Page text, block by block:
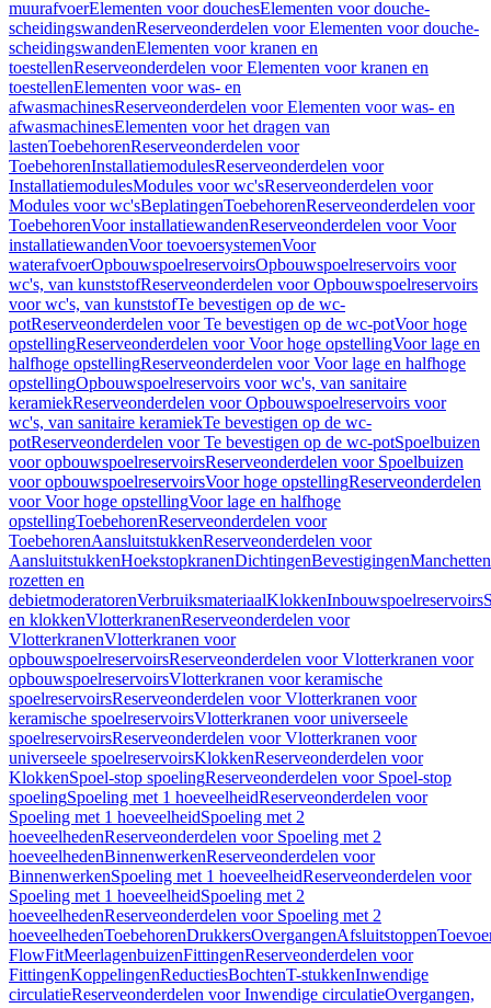
muurafvoerElementen voor douchesElementen voor douche-
scheidingswandenReserveonderdelen voor Elementen voor douche-
scheidingswandenElementen voor kranen en
toestellenReserveonderdelen voor Elementen voor kranen en
toestellenElementen voor was- en
afwasmachinesReserveonderdelen voor Elementen voor was- en
afwasmachinesElementen voor het dragen van
lastenToebehorenReserveonderdelen voor
ToebehorenInstallatiemodulesReserveonderdelen voor
InstallatiemodulesModules voor wc'sReserveonderdelen voor
Modules voor wc'sBeplatingenToebehorenReserveonderdelen voor
ToebehorenVoor installatiewandenReserveonderdelen voor Voor
installatiewandenVoor toevoersystemenVoor
waterafvoerOpbouwspoelreservoirsOpbouwspoelreservoirs voor
wc's, van kunststofReserveonderdelen voor Opbouwspoelreservoirs
voor wc's, van kunststofTe bevestigen op de wc-
potReserveonderdelen voor Te bevestigen op de wc-potVoor hoge
opstellingReserveonderdelen voor Voor hoge opstellingVoor lage en
halfhoge opstellingReserveonderdelen voor Voor lage en halfhoge
opstellingOpbouwspoelreservoirs voor wc's, van sanitaire
keramiekReserveonderdelen voor Opbouwspoelreservoirs voor
wc's, van sanitaire keramiekTe bevestigen op de wc-
potReserveonderdelen voor Te bevestigen op de wc-potSpoelbuizen
voor opbouwspoelreservoirsReserveonderdelen voor Spoelbuizen
voor opbouwspoelreservoirsVoor hoge opstellingReserveonderdelen
voor Voor hoge opstellingVoor lage en halfhoge
opstellingToebehorenReserveonderdelen voor
ToebehorenAansluitstukkenReserveonderdelen voor
AansluitstukkenHoekstopkranenDichtingenBevestigingenManchetten
rozetten en
debietmoderatorenVerbruiksmateriaalKlokkenInbouwspoelreservoirs
en klokkenVlotterkranenReserveonderdelen voor
VlotterkranenVlotterkranen voor
opbouwspoelreservoirsReserveonderdelen voor Vlotterkranen voor
opbouwspoelreservoirsVlotterkranen voor keramische
spoelreservoirsReserveonderdelen voor Vlotterkranen voor
keramische spoelreservoirsVlotterkranen voor universeele
spoelreservoirsReserveonderdelen voor Vlotterkranen voor
universeele spoelreservoirsKlokkenReserveonderdelen voor
KlokkenSpoel-stop spoelingReserveonderdelen voor Spoel-stop
spoelingSpoeling met 1 hoeveelheidReserveonderdelen voor
Spoeling met 1 hoeveelheidSpoeling met 2
hoeveelhedenReserveonderdelen voor Spoeling met 2
hoeveelhedenBinnenwerkenReserveonderdelen voor
BinnenwerkenSpoeling met 1 hoeveelheidReserveonderdelen voor
Spoeling met 1 hoeveelheidSpoeling met 2
hoeveelhedenReserveonderdelen voor Spoeling met 2
hoeveelhedenToebehorenDrukkersOvergangenAfsluitstoppen
FlowFitMeerlagenbuizenFittingenReserveonderdelen voor
FittingenKoppelingenReductiesBochtenT-stukkenInwendige
circulatieReserveonderdelen voor Inwendige circulatieOvergangen,